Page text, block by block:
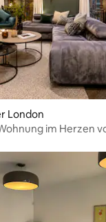
London
im Herzen